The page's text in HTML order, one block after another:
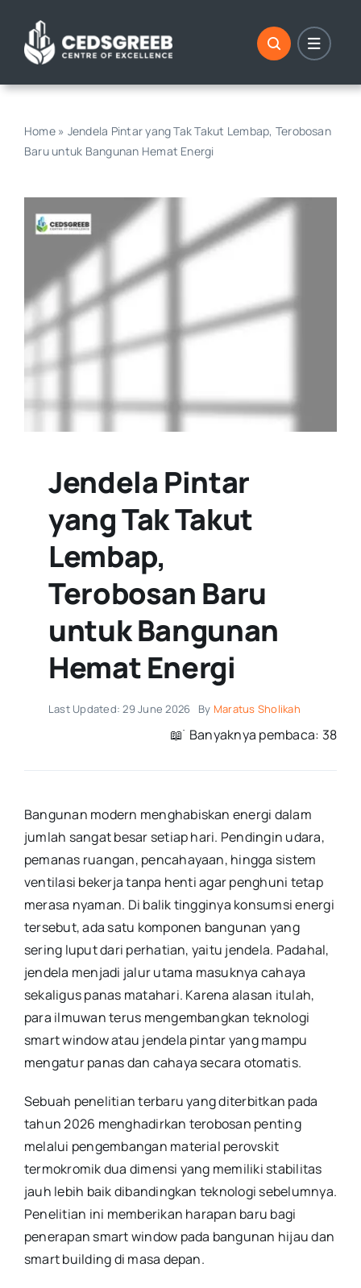
content
Home» Jendela Pintar yang Tak Takut Lembap, Terobosan
Baru untuk Bangunan Hemat Energi
Jendela Pintar
yang Tak Takut
Lembap,
Terobosan Baru
untuk Bangunan
Hemat Energi
Last Updated: 29 June 2026 By Maratus Sholikah
📖 ࣪ Banyaknya pembaca: 38
Bangunan modern menghabiskan energi dalam
jumlah sangat besar setiap hari. Pendingin udara,
pemanas ruangan, pencahayaan, hingga sistem
ventilasi bekerja tanpa henti agar penghuni tetap
merasa nyaman. Di balik tingginya konsumsi energi
tersebut, ada satu komponen bangunan yang
sering luput dari perhatian, yaitu jendela. Padahal,
jendela menjadi jalur utama masuknya cahaya
sekaligus panas matahari. Karena alasan itulah,
para ilmuwan terus mengembangkan teknologi
smart window atau jendela pintar yang mampu
mengatur panas dan cahaya secara otomatis.
Sebuah penelitian terbaru yang diterbitkan pada
tahun 2026 menghadirkan terobosan penting
melalui pengembangan material perovskit
termokromik dua dimensi yang memiliki stabilitas
jauh lebih baik dibandingkan teknologi sebelumnya.
Penelitian ini memberikan harapan baru bagi
penerapan smart window pada bangunan hijau dan
smart building di masa depan.